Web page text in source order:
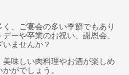
、ご宴会の多い季節でもあり
ーや卒業のお祝い、謝恩会、
ませんか？
味しい肉料理やお酒が楽しめ
がでしょう。